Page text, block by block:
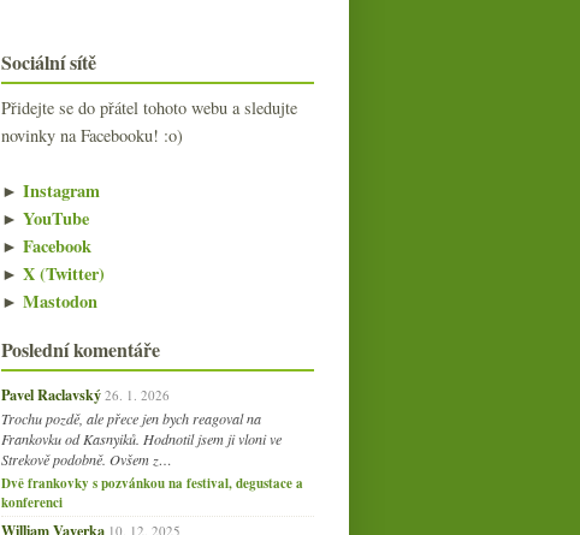
Sociální sítě
Přidejte se do přátel tohoto webu a sledujte
novinky na Facebooku! :o)
► Instagram
► YouTube
► Facebook
► X (Twitter)
► Mastodon
Poslední komentáře
Pavel Raclavský 26. 1. 2026
Trochu pozdě, ale přece jen bych reagoval na
Frankovku od Kasnyiků. Hodnotil jsem ji vloni ve
Strekově podobně. Ovšem z…
Dvě frankovky s pozvánkou na festival, degustace a
konferenci
William Vaverka 10. 12. 2025